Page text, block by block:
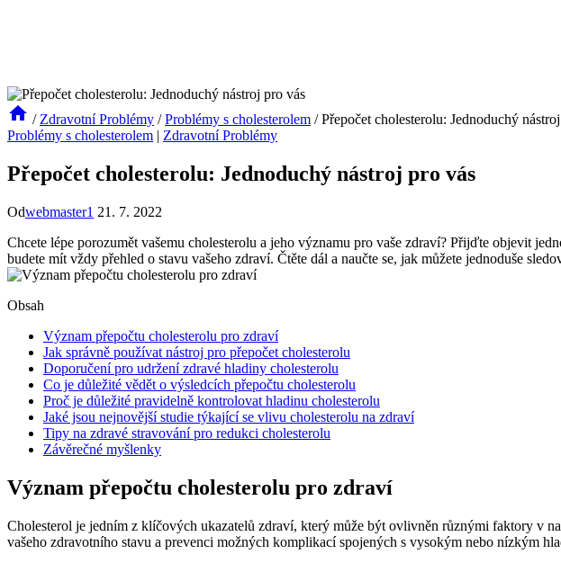
/ Zdravotní Problémy / Problémy s cholesterolem / Přepočet cholesterolu: Jednoduchý
Problémy s cholesterolem | Zdravotní Problémy
Přepočet cholesterolu: Jednoduchý nástroj pro vás
Odwebmaster1 21. 7. 2022
Chcete ⁤lépe porozumět vašemu ⁤cholesterolu ‍a jeho významu pro vaše zdraví? Přijďte ‍objevit
budete mít vždy přehled o⁣ stavu vašeho‌ zdraví. Čtěte ⁢dál a‌ naučte ⁤se,​ jak můžete jednoduše
Obsah
Význam přepočtu cholesterolu pro zdraví
Jak správně používat nástroj ⁤pro ⁣přepočet⁤ cholesterolu
Doporučení pro ⁢udržení zdravé hladiny cholesterolu
Co je důležité vědět o výsledcích přepočtu cholesterolu
Proč ⁣je důležité ‌pravidelně ‌kontrolovat hladinu cholesterolu
Jaké jsou nejnovější studie týkající se vlivu‍ cholesterolu na zdraví
Tipy na zdravé stravování pro redukci‌ cholesterolu
Závěrečné ⁣myšlenky
Význam přepočtu cholesterolu pro zdraví
Cholesterol je jedním z‍ klíčových ukazatelů zdraví, který může být ovlivněn různými faktory v
vašeho zdravotního stavu a prevenci možných komplikací spojených s​ vysokým nebo nízkým